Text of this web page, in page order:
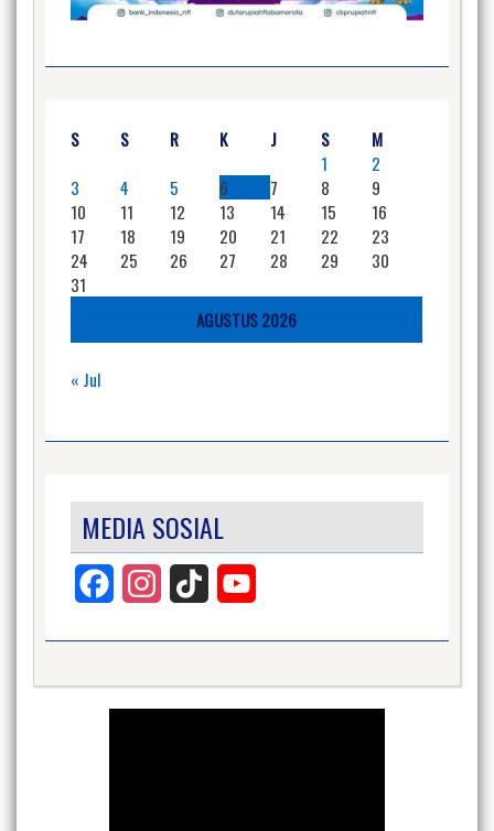
AGUSTUS 2026
S S R K J S
M
1
2
3
4 5 6 7 8
9
10
11 12 13 14 15
16
17
18 19 20 21 22
23
24
25 26 27 28 29
30
31
« Jul
MEDIA SOSIAL
Facebook InstagramTikTok